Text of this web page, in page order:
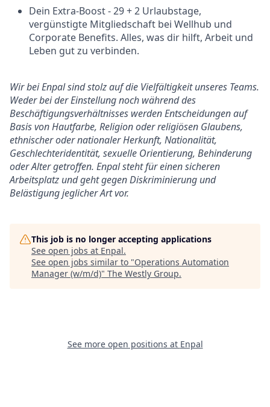
Dein Extra-Boost - 29 + 2 Urlaubstage,
vergünstigte Mitgliedschaft bei Wellhub und
Corporate Benefits. Alles, was dir hilft, Arbeit und
Leben gut zu verbinden.
Wir bei Enpal sind stolz auf die Vielfältigkeit unseres Teams.
Weder bei der Einstellung noch während des
Beschäftigungsverhältnisses werden Entscheidungen auf
Basis von Hautfarbe, Religion oder religiösen Glaubens,
ethnischer oder nationaler Herkunft, Nationalität,
Geschlechteridentität, sexuelle Orientierung, Behinderung
oder Alter getroffen. Enpal steht für einen sicheren
Arbeitsplatz und geht gegen Diskriminierung und
Belästigung jeglicher Art vor.
This job is no longer accepting applications
See open jobs at Enpal.
See open jobs similar to "Operations Automation
Manager (w/m/d)" The Westly Group.
See more open positions at Enpal